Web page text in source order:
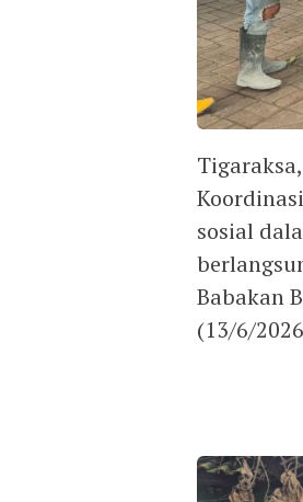
sosial
Babakan
(13/6/